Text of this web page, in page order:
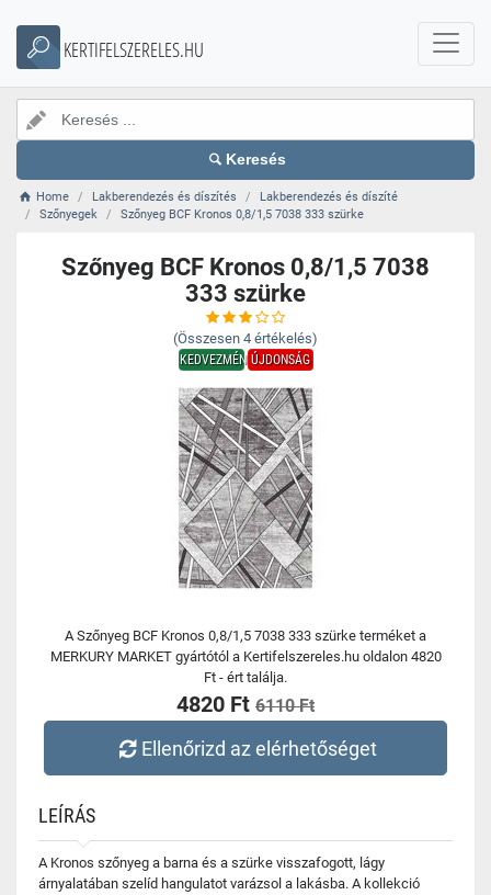
KERTIFELSZERELES.HU
Keresés
Home Lakberendezés és díszítés
Lakberendezés és díszíté
Szőnyegek
Szőnyeg BCF Kronos 0,8/1,5 7038 333 szürke
Szőnyeg BCF Kronos 0,8/1,5 7038
333 szürke
(Összesen 4 értékelés)
KEDVEZMÉNYÚJDONSÁG
A Szőnyeg BCF Kronos 0,8/1,5 7038 333 szürke terméket a
MERKURY MARKET gyártótól a Kertifelszereles.hu oldalon 4820
Ft - ért találja.
4820 Ft 6110 Ft
Ellenőrizd az elérhetőséget
LEÍRÁS
A Kronos szőnyeg a barna és a szürke visszafogott, lágy
árnyalatában szelíd hangulatot varázsol a lakásba. A kollekció